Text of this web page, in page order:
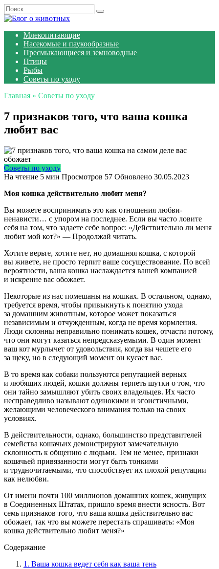
Перейти
к
Search
for:
Млекопитающие
Насекомые и паукообразные
Пресмыкающиеся и земноводные
Птицы
Рыбы
Советы по уходу
Главная » Советы по уходу
7 признаков того, что ваша кошка
любит вас
Советы по уходу
На чтение 5 мин Просмотров 57 Обновлено 30.05.2023
Моя кошка действительно любит меня?
Вы можете воспринимать это как отношения любви-
ненависти… с упором на последнее. Если вы часто ловите
себя на том, что задаете себе вопрос: «Действительно ли меня
любит мой кот?» — Продолжай читать.
Хотите верьте, хотите нет, но домашняя кошка, с которой
вы живете, не просто терпит ваше сосуществование. По всей
вероятности, ваша кошка наслаждается вашей компанией
и искренне вас обожает.
Некоторые из нас помешаны на кошках. В остальном, однако,
требуется время, чтобы привыкнуть к понятию ухода
за домашним животным, которое может показаться
независимым и отчужденным, когда не время кормления.
Люди склонны неправильно понимать кошек, отчасти потому,
что они могут казаться непредсказуемыми. В один момент
ваш кот мурлычет от удовольствия, когда вы чешете его
за щеку, но в следующий момент он кусает вас.
В то время как собаки пользуются репутацией верных
и любящих людей, кошки должны терпеть шутки о том, что
они тайно замышляют убить своих владельцев. Их часто
несправедливо называют одинокими и эгоистичными,
желающими человеческого внимания только на своих
условиях.
В действительности, однако, большинство представителей
семейства кошачьих демонстрируют замечательную
склонность к общению с людьми. Тем не менее, признаки
кошачьей привязанности могут быть тонкими
и трудночитаемыми, что способствует их плохой репутации
как нелюбви.
От имени почти 100 миллионов домашних кошек, живущих
в Соединенных Штатах, пришло время внести ясность. Вот
семь признаков того, что ваша кошка действительно вас
обожает, так что вы можете перестать спрашивать: «Моя
кошка действительно любит меня?»
Содержание
1. Ваша кошка ведет себя как ваша тень